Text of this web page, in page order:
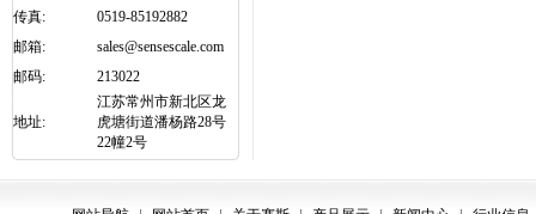
传真:
0519-85192882
邮箱:
sales@sensescale.com
邮码:
213022
地址:
江苏常州市新北区龙
虎塘街道潘杨路28号
22幢2号